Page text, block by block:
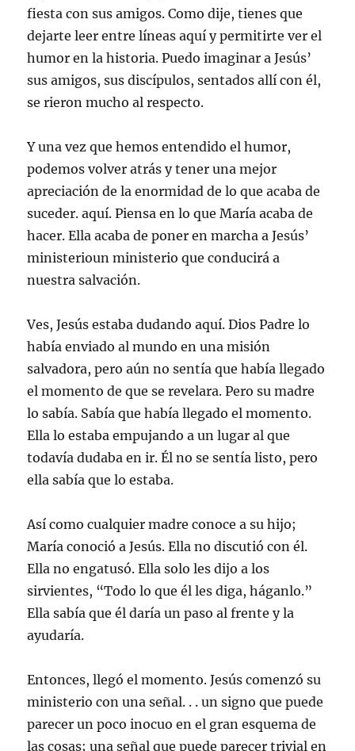
fiesta con sus amigos. Como dije, tienes que
dejarte leer entre líneas aquí y permitirte ver el
humor en la historia. Puedo imaginar a Jesús’
sus amigos, sus discípulos, sentados allí con él,
se rieron mucho al respecto.
Y una vez que hemos entendido el humor,
podemos volver atrás y tener una mejor
apreciación de la enormidad de lo que acaba de
suceder. aquí. Piensa en lo que María acaba de
hacer. Ella acaba de poner en marcha a Jesús’
ministerioun ministerio que conducirá a
nuestra salvación.
Ves, Jesús estaba dudando aquí. Dios Padre lo
había enviado al mundo en una misión
salvadora, pero aún no sentía que había llegado
el momento de que se revelara. Pero su madre
lo sabía. Sabía que había llegado el momento.
Ella lo estaba empujando a un lugar al que
todavía dudaba en ir. Él no se sentía listo, pero
ella sabía que lo estaba.
Así como cualquier madre conoce a su hijo;
María conoció a Jesús. Ella no discutió con él.
Ella no engatusó. Ella solo les dijo a los
sirvientes, “Todo lo que él les diga, háganlo.”
Ella sabía que él daría un paso al frente y la
ayudaría.
Entonces, llegó el momento. Jesús comenzó su
ministerio con una señal. . . un signo que puede
parecer un poco inocuo en el gran esquema de
las cosas; una señal que puede parecer trivial en